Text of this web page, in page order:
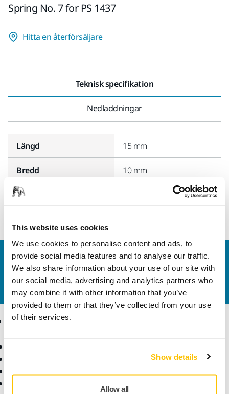
This website uses cookies
We use cookies to personalise content and ads, to
provide social media features and to analyse our traffic.
We also share information about your use of our site with
our social media, advertising and analytics partners who
may combine it with other information that you’ve
provided to them or that they’ve collected from your use
of their services.
Show details
Allow all
Spring No. 7 for PS 1437
Hitta en återförsäljare
Teknisk specifikation
Nedladdningar
Längd 15 mm
Bredd 10 mm
Kontakta oss
Vill du veta mer?Kontakta ossså besvarar vår
kundservice gärna dina frågor.
Produkter
Applikationer